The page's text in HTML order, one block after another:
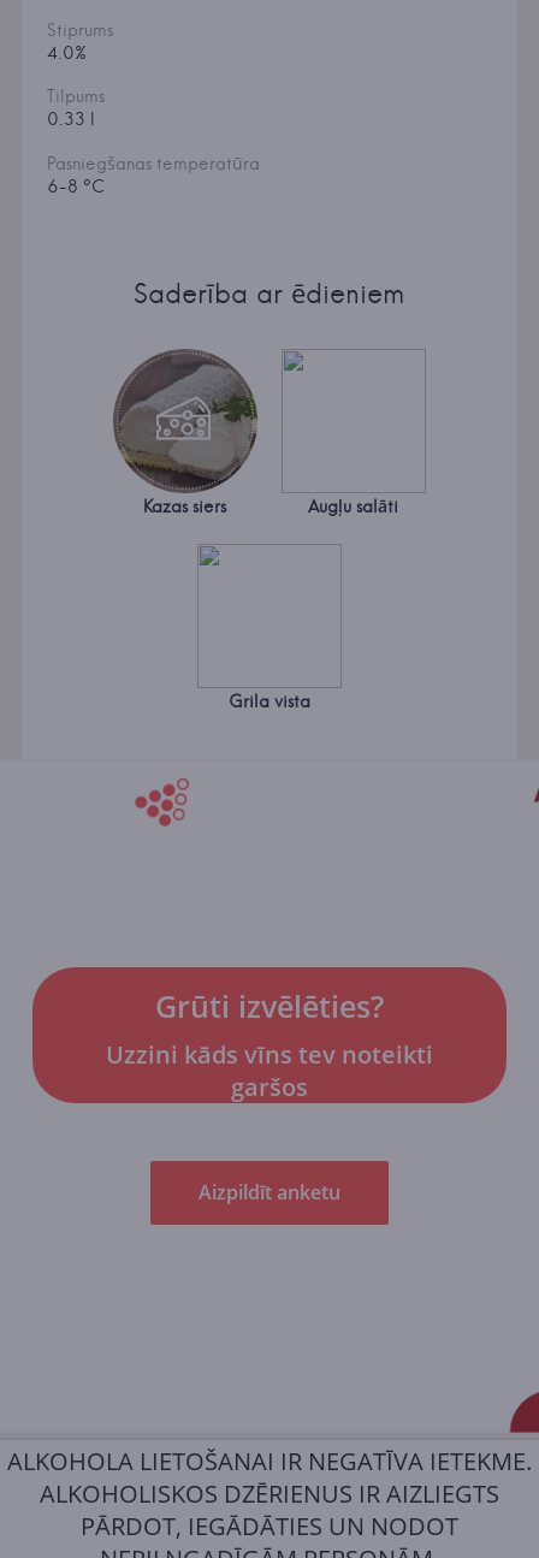
Stiprums
4.0%
Tilpums
0.33 l
Pasniegšanas temperatūra
6-8 °C
Saderība ar ēdieniem
Kazas siers Augļu salāti
Grila vista
Grūti izvēlēties?
Uzzini kāds vīns tev noteikti
garšos
Aizpildīt anketu
ALKOHOLA LIETOŠANAI IR NEGATĪVA IETEKME.
ALKOHOLISKOS DZĒRIENUS IR AIZLIEGTS
PĀRDOT, IEGĀDĀTIES UN NODOT